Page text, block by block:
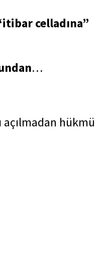
celladına”
…
açılmadan hükmü